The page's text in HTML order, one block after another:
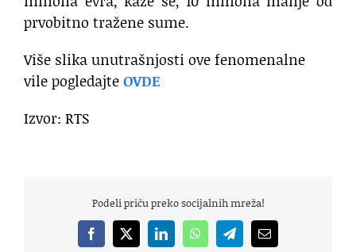
prvobitno tražene sume.
Više slika unutrašnjosti ove fenomenalne
vile pogledajteOVDE
Izvor: RTS
Podeli priču preko socijalnih mreža!
Facebook
X LinkedInWhatsAppTelegramEmail